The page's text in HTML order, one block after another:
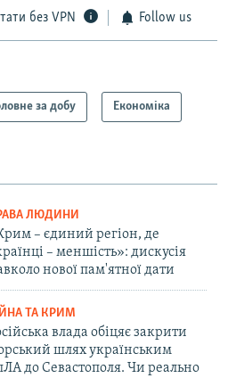
без VPN Follow us
за добу Економіка
ЛЮДИНИ
– єдиний регіон, де
– меншість»: дискусія
нової пам'ятної дати
ТА КРИМ
влада обіцяє закрити
шлях українським
до Севастополя. Чи реально